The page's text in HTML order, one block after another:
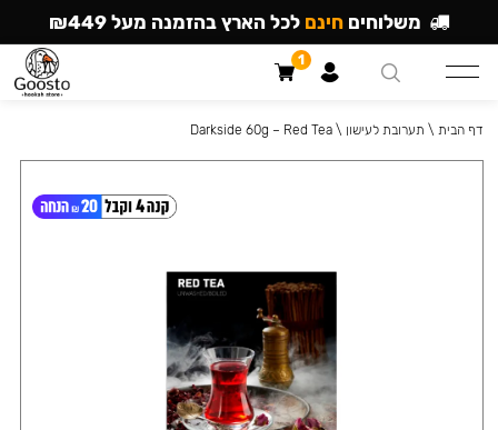
דף הבית \ תערובת לעישון \
Darkside 60g – Red Tea
משלוחים חינם לכל הארץ בהזמנה מעל ₪449
1